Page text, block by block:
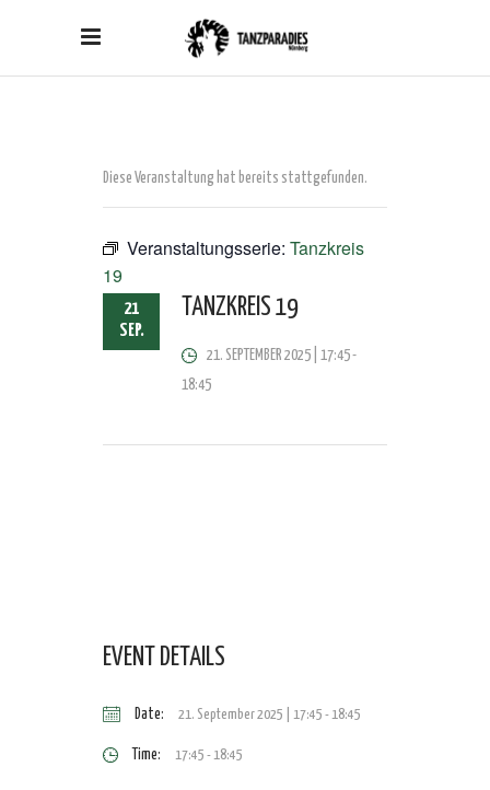
Diese Veranstaltung hat bereits stattgefunden.
Veranstaltungsserie: Tanzkreis
19
21
SEP.
TANZKREIS 19
21. SEPTEMBER 2025 | 17:45-
18:45
EVENT DETAILS
Date: 21. September 2025 | 17:45 -18:45
Time: 17:45 - 18:45